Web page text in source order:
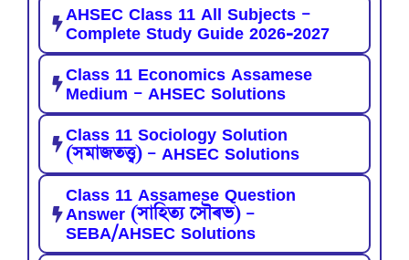
AHSEC Class 11 All Subjects –
Complete Study Guide 2026-2027
Class 11 Economics Assamese
Medium – AHSEC Solutions
Class 11 Sociology Solution
(সমাজতত্ত্ব) – AHSEC Solutions
Class 11 Assamese Question
Answer (সাহিত্য সৌৰভ) –
SEBA/AHSEC Solutions